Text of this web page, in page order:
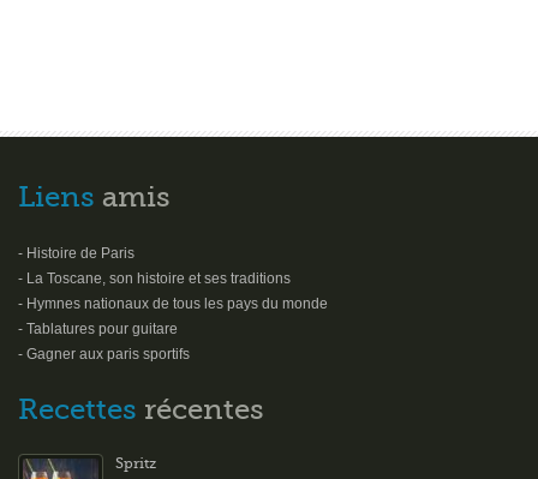
Liens amis
- Histoire de Paris
- La Toscane, son histoire et ses traditions
- Hymnes nationaux de tous les pays du monde
- Tablatures pour guitare
- Gagner aux paris sportifs
Recettes récentes
Spritz